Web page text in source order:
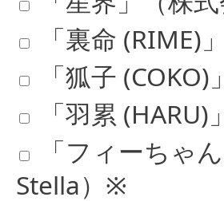
「裏命
「狐子
「羽累
「フィーちゃ
Stella）※